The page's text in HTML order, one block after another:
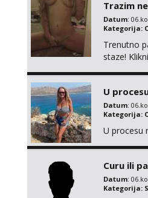
Trazim
Datum:
Kategorija:
Trenutno
staze!
U
Datum:
Kategorija:
U procesu
Curu ili
Datum:
Kategorija: